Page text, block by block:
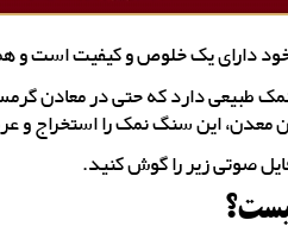
دارای یک خلوص و کیفیت است و
طبیعی دارد که حتی در معادن
معدن، این سنگ نمک را استخراج و
صوتی زیر را گوش کنید.